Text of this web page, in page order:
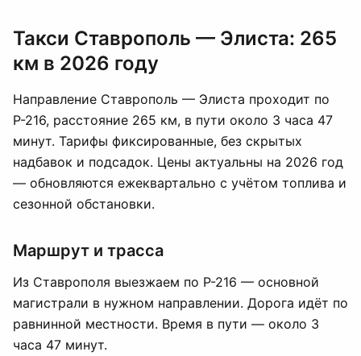
Такси Ставрополь — Элиста: 265
км в 2026 году
Направление Ставрополь — Элиста проходит по
Р-216, расстояние 265 км, в пути около 3 часа 47
минут. Тарифы фиксированные, без скрытых
надбавок и подсадок. Цены актуальны на 2026 год
— обновляются ежеквартально с учётом топлива и
сезонной обстановки.
Маршрут и трасса
Из Ставрополя выезжаем по Р-216 — основной
магистрали в нужном направлении. Дорога идёт по
равнинной местности. Время в пути — около 3
часа 47 минут.